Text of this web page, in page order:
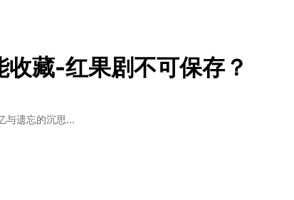
藏-红果剧不可保存？
与遗忘的沉思…